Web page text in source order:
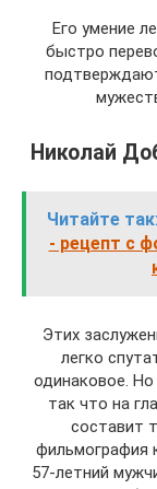
Его умение
быстро
Николай
Читайте
- рецепт с
Этих
легко
одинаковое.
так что на
составит
фильмография
57-летний